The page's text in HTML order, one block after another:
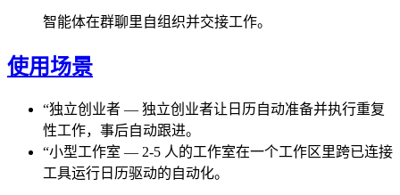
智能体在群聊里自组织并交接工作。
使用场景
“独立创业者 — 独立创业者让日历自动准备并执行重复
性工作，事后自动跟进。
“小型工作室 — 2-5 人的工作室在一个工作区里跨已连接
工具运行日历驱动的自动化。